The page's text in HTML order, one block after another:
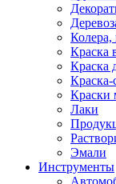
Колера,
Краска
Краска
Краска-
Краски
Лаки
Эмали
Инструменты